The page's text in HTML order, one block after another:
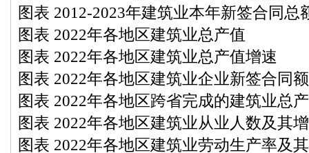
图表 2012-2023年建筑业本年新签合同总
图表 2022年各地区建筑业总产值
图表 2022年各地区建筑业总产值增速
图表 2022年各地区建筑业企业新签合同
图表 2022年各地区跨省完成的建筑业总
图表 2022年各地区建筑业从业人数及其
图表 2022年各地区建筑业劳动生产率及